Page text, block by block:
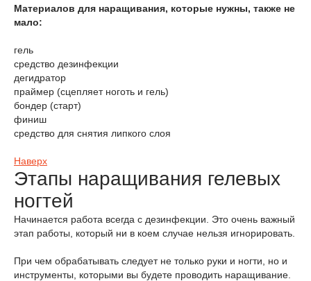
Материалов для наращивания, которые нужны, также не
мало:
гель
средство дезинфекции
дегидратор
праймер (сцепляет ноготь и гель)
бондер (старт)
финиш
средство для снятия липкого слоя
Наверх
Этапы наращивания гелевых
ногтей
Начинается работа всегда с дезинфекции. Это очень важный
этап работы, который ни в коем случае нельзя игнорировать.
При чем обрабатывать следует не только руки и ногти, но и
инструменты, которыми вы будете проводить наращивание.